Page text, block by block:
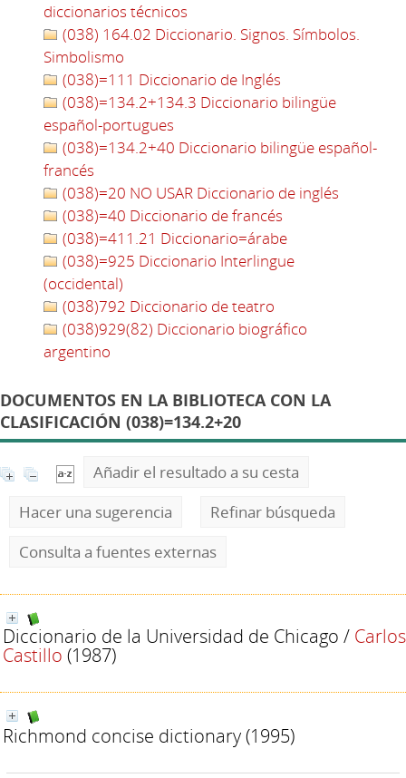
diccionarios técnicos
(038) 164.02 Diccionario. Signos. Símbolos.
Simbolismo
(038)=111 Diccionario de Inglés
(038)=134.2+134.3 Diccionario bilingüe
español-portugues
(038)=134.2+40 Diccionario bilingüe español-
francés
(038)=20 NO USAR Diccionario de inglés
(038)=40 Diccionario de francés
(038)=411.21 Diccionario=árabe
(038)=925 Diccionario Interlingue
(occidental)
(038)792 Diccionario de teatro
(038)929(82) Diccionario biográfico
argentino
DOCUMENTOS EN LA BIBLIOTECA CON LA
CLASIFICACIÓN (038)=134.2+20
Añadir el resultado a su cesta
Hacer una sugerencia
Refinar búsqueda
Consulta a fuentes externas
Diccionario de la Universidad de Chicago / Carlos
Castillo (1987)
Richmond concise dictionary(1995)